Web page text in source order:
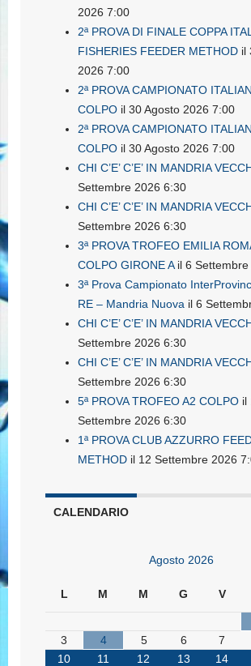
2026 7:00
2ª PROVA DI FINALE COPPA
FISHERIES FEEDER METHOD il
2026 7:00
2ª PROVA CAMPIONATO
COLPO il 30 Agosto 2026 7:00
2ª PROVA CAMPIONATO
COLPO il 30 Agosto 2026 7:00
CHI C’E’ C’E’ IN MANDRIA
Settembre 2026 6:30
CHI C’E’ C’E’ IN MANDRIA
Settembre 2026 6:30
3ª PROVA TROFEO EMILIA
COLPO GIRONE Ail 6 Settembre
3ª Prova Campionato
RE – Mandria Nuova il 6
CHI C’E’ C’E’ IN MANDRIA
Settembre 2026 6:30
CHI C’E’ C’E’ IN MANDRIA
Settembre 2026 6:30
5ª PROVA TROFEO A2 COLPO il
Settembre 2026 6:30
1ª PROVA CLUB AZZURRO
METHOD il 12 Settembre 2026
CALENDARIO
Agosto 2026
L M M G V
3
4 5 6 7
10
11 12 13 14